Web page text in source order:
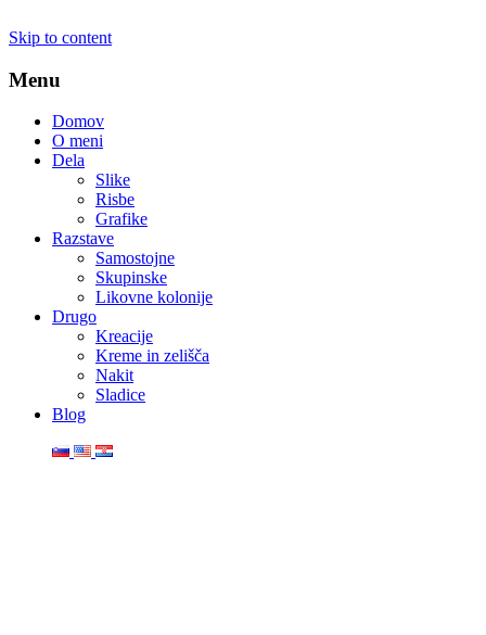
Skip to content
Menu
Domov
O meni
Dela
Slike
Risbe
Grafike
Razstave
Samostojne
Skupinske
Likovne kolonije
Drugo
Kreacije
Kreme in zelišča
Nakit
Sladice
Blog